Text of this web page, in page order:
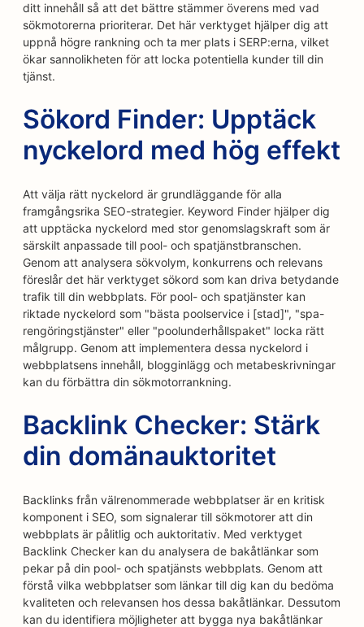
ditt innehåll så att det bättre stämmer överens med vad
sökmotorerna prioriterar. Det här verktyget hjälper dig att
uppnå högre rankning och ta mer plats i SERP:erna, vilket
ökar sannolikheten för att locka potentiella kunder till din
tjänst.
Sökord Finder: Upptäck
nyckelord med hög effekt
Att välja rätt nyckelord är grundläggande för alla
framgångsrika SEO-strategier. Keyword Finder hjälper dig
att upptäcka nyckelord med stor genomslagskraft som är
särskilt anpassade till pool- och spatjänstbranschen.
Genom att analysera sökvolym, konkurrens och relevans
föreslår det här verktyget sökord som kan driva betydande
trafik till din webbplats. För pool- och spatjänster kan
riktade nyckelord som "bästa poolservice i [stad]", "spa-
rengöringstjänster" eller "poolunderhållspaket" locka rätt
målgrupp. Genom att implementera dessa nyckelord i
webbplatsens innehåll, blogginlägg och metabeskrivningar
kan du förbättra din sökmotorrankning.
Backlink Checker: Stärk
din domänauktoritet
Backlinks från välrenommerade webbplatser är en kritisk
komponent i SEO, som signalerar till sökmotorer att din
webbplats är pålitlig och auktoritativ. Med verktyget
Backlink Checker kan du analysera de bakåtlänkar som
pekar på din pool- och spatjänsts webbplats. Genom att
förstå vilka webbplatser som länkar till dig kan du bedöma
kvaliteten och relevansen hos dessa bakåtlänkar. Dessutom
kan du identifiera möjligheter att bygga nya bakåtlänkar